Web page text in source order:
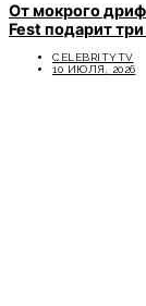
От мокрого
Fest подарит
CELEBRITYTV
10 ИЮЛЯ, 2026